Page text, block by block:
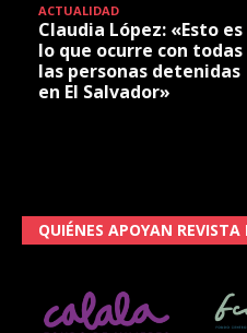
ACTUALIDAD
Claudia López: «Esto es
lo que ocurre con todas
las personas detenidas
en El Salvador»
QUIÉNES APOYAN REVISTA